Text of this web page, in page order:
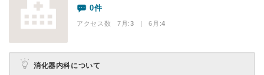
0件
アクセス数 7月:3 | 6月:4
消化器内科について